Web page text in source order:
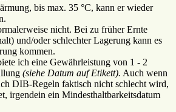
bis max. 35 °C, kann er wieder
nicht. Bei zu früher Ernte
und/oder schlechter Lagerung kann es
kommen.
ich eine Gewährleistung von 1 - 2
(siehe Datum auf Etikett). Auch wenn
DIB-Regeln faktisch nicht schlecht wird,
irgendein ein Mindesthaltbarkeitsdatum